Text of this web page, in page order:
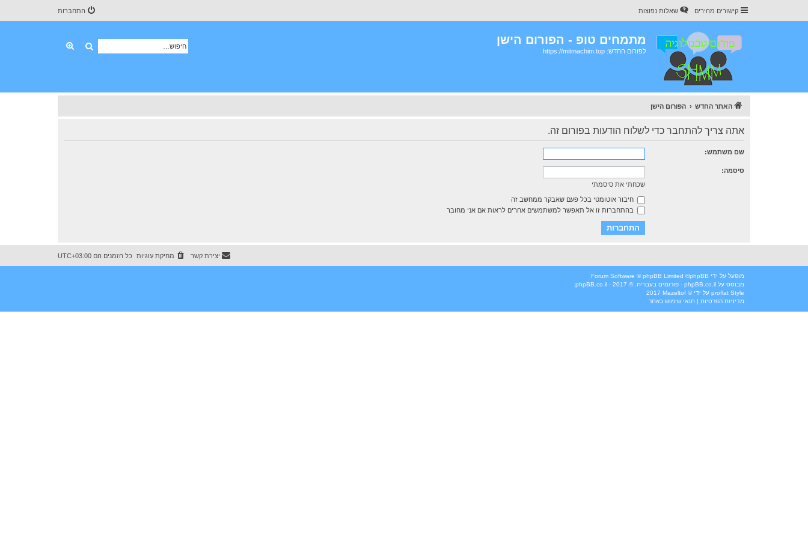
קישורים מהירים שאלות נפוצות התחברות
מתמחים טופ - הפורום הישן
לפורום החדש: https://mitmachim.top חיפוש
האתר החדש הפורום הישן
אתה צריך להתחבר כדי לשלוח הודעות בפורום זה.
שם משתמש:
סיסמה:
שכחתי את סיסמתי
חיבור אוטומטי בכל פעם שאבקר ממחשב זה
בהתחברות זו אל תאפשר למשתמשים אחרים לראות אם אני מחובר
כל הזמנים הם UTC+03:00 מחיקת עוגיות יצירת קשר
מופעל על ידי phpBB
® Forum Software © phpBB Limited
מבוסס על phpBB.co.il - פורומים בעברית
. © 2017 - phpBB.co.il.
Style
proflat על ידי © Mazeltof
מדיניות הפרטיות | תנאי שימוש באתר